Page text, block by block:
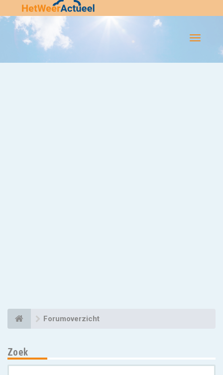
Flip-
Forumoverzicht
Zoek